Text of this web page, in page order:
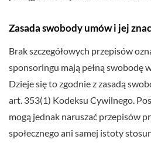
Zasada swobody umów i jej
Brak szczegółowych przepisów
sponsoringu mają pełną swobodę
Dzieje się to zgodnie z zasadą
art. 353(1) Kodeksu Cywilnego.
mogą jednak naruszać przepisów
społecznego ani samej istoty